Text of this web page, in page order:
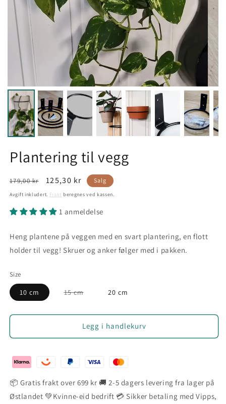
Plantering til vegg
Vanlig
pris
179,00 kr Salgspris
125,30 kr Salg
Avgift inkludert. Frakt beregnes ved kassen.
1 anmeldelse
Heng plantene på veggen med en svart plantering, en flott
holder til vegg! Skruer og anker følger med i pakken.
Size
10 cm 15 cmVarianten
eller
20 cm
Legg i handlekurv
📦 Gratis frakt over 699 kr 🚚 2-5 dagers levering fra lager på
Østlandet 💚Kvinne-eid bedrift 💳 Sikker betaling med Vipps,